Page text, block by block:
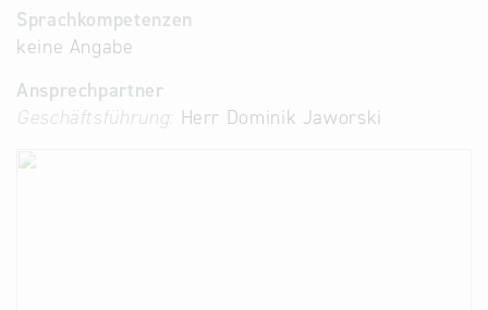
Sprachkompetenzen
keine Angabe
Ansprechpartner
Geschäftsführung: Herr Dominik Jaworski